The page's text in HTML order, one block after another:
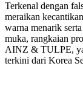
Terkenal dengan
meraikan
warna menarik
muka, rangkaian
AINZ & TULPE,
terkini dari Korea